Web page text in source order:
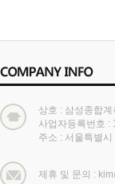
상호 : 삼성종합
사업자등록번호 :
주소 : 서울특별
제휴 및 문의 :